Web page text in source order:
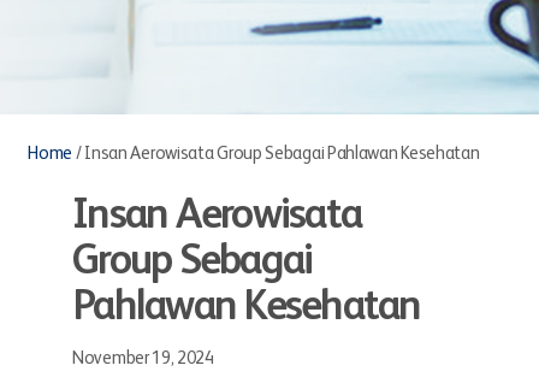
Home / Insan Aerowisata Group Sebagai Pahlawan Kesehatan
Insan Aerowisata
Group Sebagai
Pahlawan Kesehatan
November 19, 2024